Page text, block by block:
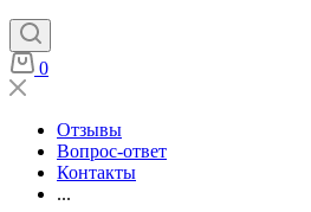
0
Отзывы
Вопрос-ответ
Контакты
...